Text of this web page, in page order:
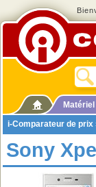
i-Comparateur de prix
Sony